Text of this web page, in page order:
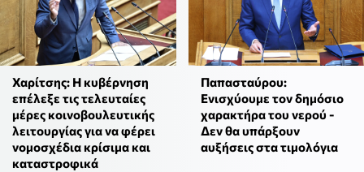
Χαρίτσης: Η κυβέρνηση
επέλεξε τις τελευταίες
μέρες κοινοβουλευτικής
λειτουργίας για να φέρει
νομοσχέδια κρίσιμα και
καταστροφικά
Παπασταύρου:
Ενισχύουμε τον δημόσιο
χαρακτήρα του νερού -
Δεν θα υπάρξουν
αυξήσεις στα τιμολόγια